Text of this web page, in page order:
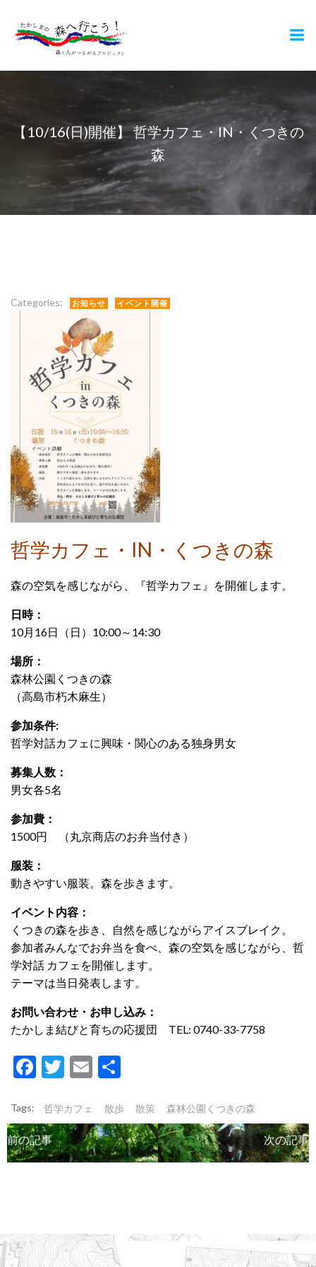
ツ
ス
キ
ッ
プ
【10/16(日)開催】 哲学カフェ・IN・くつきの
森
Categories: お知らせ イベント開催
哲学カフェ・IN・くつきの森
森の空気を感じながら、『哲学カフェ』を開催します。
日時：
10月16日（日）10:00～14:30
場所：
森林公園くつきの森
（高島市朽木麻生）
参加条件:
哲学対話カフェに興味・関心のある独身男女
募集人数：
男女各5名
参加費：
1500円 （丸京商店のお弁当付き）
服装：
動きやすい服装。森を歩きます。
イベント内容：
くつきの森を歩き、自然を感じながらアイスブレイク。
参加者みんなでお弁当を食べ、森の空気を感じながら、哲
学対話 カフェを開催します。
テーマは当日発表します。
お問い合わせ・お申し込み：
たかしま結びと育ちの応援団 TEL: 0740-33-7758
Facebook
Twitter
Email
Tags: 哲学カフェ 散歩 散策 森林公園くつきの森
Post
前の記事
Post
次の記事